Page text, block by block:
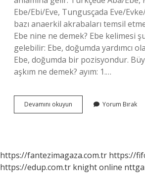
Ebe/Ebi/Eve, Tungusçada Eve/
bazı anaerkil akrabaları temsil
Ebe nine ne demek? Ebe kelimesi
gelebilir: Ebe, doğumda yardımcı
Ebe, doğumda bir pozisyondur.
aşkım ne demek? ayım: 1.…
Devamını okuyun
Ne
Yorum Bırak
https://fantezimagaza.com.tr https://
https://edup.com.tr knight online